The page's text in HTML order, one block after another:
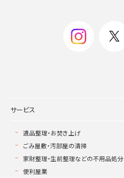
サービス
遺品整理・お焚き上げ
ごみ屋敷・汚部屋の清掃
家財整理・生前整理などの不用品処分
便利屋業